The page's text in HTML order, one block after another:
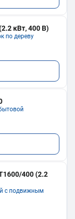
кВт, 400 В)
по дереву
400 (2.2
с подвижным